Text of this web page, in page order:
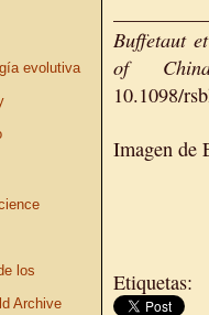
evolutiva
los
Archive
Buffetaut
of
10.1098/
Imagen de
Etiquetas: